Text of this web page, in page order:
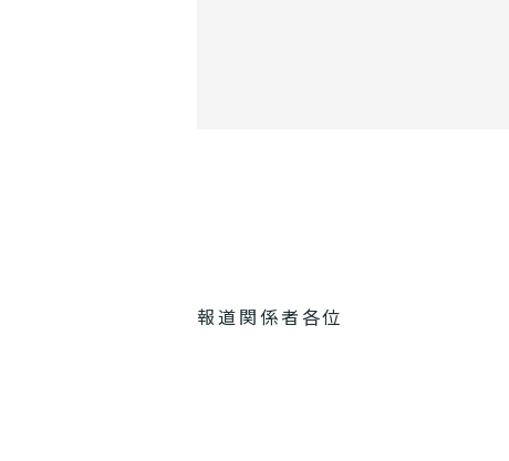
報道関係者各位